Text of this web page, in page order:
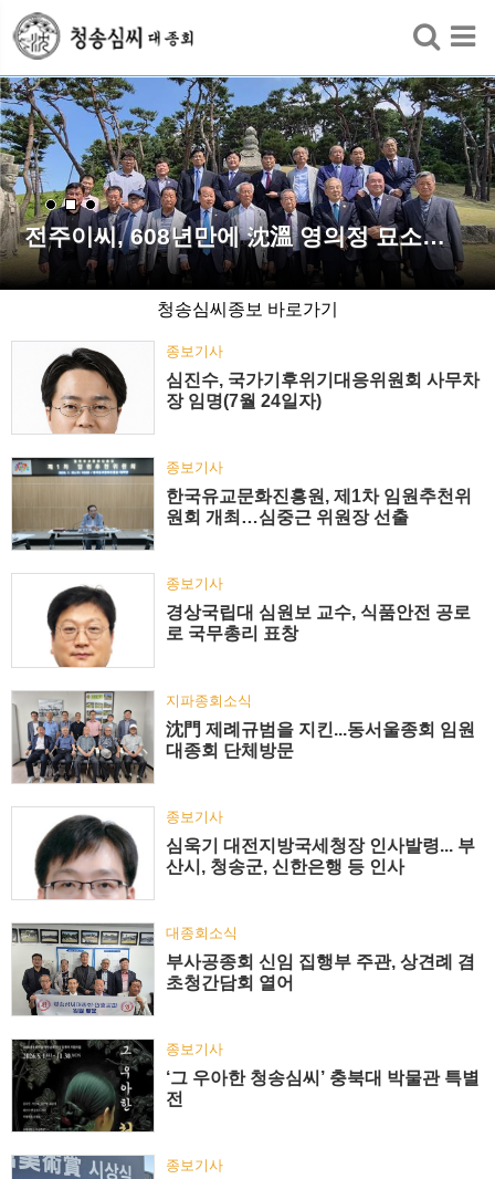
검색
전주이씨, 608년만에 沈溫 영의정 묘소…
청송심씨종보 바로가기
종보기사
심진수, 국가기후위기대응위원회 사무차
장 임명(7월 24일자)
종보기사
한국유교문화진흥원, 제1차 임원추천위
원회 개최…심중근 위원장 선출
종보기사
경상국립대 심원보 교수, 식품안전 공로
로 국무총리 표창
지파종회소식
沈門 제례규범을 지킨...동서울종회 임원
대종회 단체방문
종보기사
심욱기 대전지방국세청장 인사발령... 부
산시, 청송군, 신한은행 등 인사
대종회소식
부사공종회 신임 집행부 주관, 상견례 겸
초청간담회 열어
종보기사
‘그 우아한 청송심씨’ 충북대 박물관 특별
전
종보기사